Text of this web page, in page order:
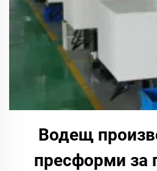
Водещ
пресформи за